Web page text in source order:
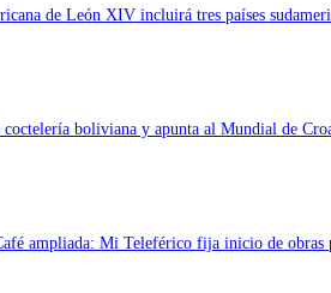
de León XIV incluirá tres países
boliviana y apunta al Mundial de
ampliada: Mi Teleférico fija inicio de obras